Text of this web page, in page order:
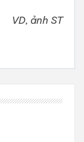
VD, ảnh ST